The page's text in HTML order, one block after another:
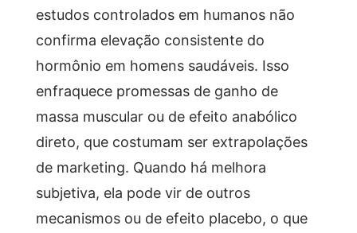
estudos controlados em humanos não
confirma elevação consistente do
hormônio em homens saudáveis. Isso
enfraquece promessas de ganho de
massa muscular ou de efeito anabólico
direto, que costumam ser extrapolações
de marketing. Quando há melhora
subjetiva, ela pode vir de outros
mecanismos ou de efeito placebo, o que